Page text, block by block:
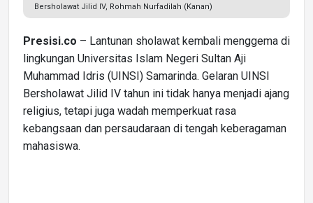
Bersholawat Jilid IV, Rohmah Nurfadilah (Kanan)
Presisi.co – Lantunan sholawat kembali menggema di
lingkungan Universitas Islam Negeri Sultan Aji
Muhammad Idris (UINSI) Samarinda. Gelaran UINSI
Bersholawat Jilid IV tahun ini tidak hanya menjadi ajang
religius, tetapi juga wadah memperkuat rasa
kebangsaan dan persaudaraan di tengah keberagaman
mahasiswa.